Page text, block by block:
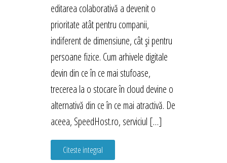
editarea colaborativă a devenit o
prioritate atât pentru companii,
indiferent de dimensiune, cât și pentru
persoane fizice. Cum arhivele digitale
devin din ce în ce mai stufoase,
trecerea la o stocare în cloud devine o
alternativă din ce în ce mai atractivă. De
aceea, SpeedHost.ro, serviciul […]
Citeste integral